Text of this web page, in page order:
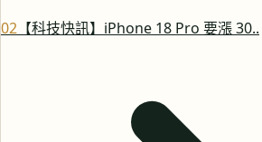
02 【科技快訊】iPhone 18 Pro 要漲 30..